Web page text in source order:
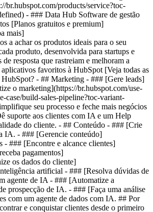
br.hubspot.com/products/service?toc-
- ### Data Hub Software de gestão
[Planos gratuitos e premium]
mais]
a achar os produtos ideais para o seu
produto, desenvolvida para startups e
resposta que rastreiam e melhoram a
favoritos à HubSpot [Veja todas as
HubSpot? - ## Marketing - ### [Gere leads]
o marketing](https://br.hubspot.com/use-
case/build-sales-pipeline?toc-variant-
seu processo e feche mais negócios
suporte aos clientes com IA e um Help
do cliente. - ## Conteúdo - ### [Crie
IA. - ### [Gerencie conteúdo]
- ### [Encontre e alcance clientes]
pagamentos]
os dados do cliente]
artificial - ### [Resolva dúvidas de
agente de IA - ### [Automatize a
prospecção de IA. - ### [Faça uma análise
com um agente de dados com IA. ## Por
e conquistar clientes desde o primeiro